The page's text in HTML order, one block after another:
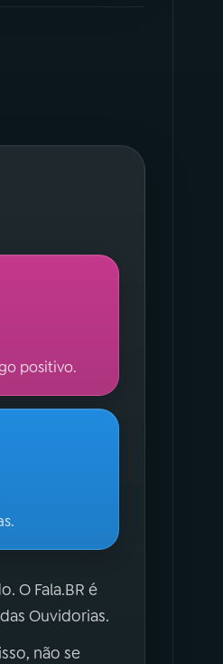
positivo.
O Fala.BR é
Ouvidorias.
não se